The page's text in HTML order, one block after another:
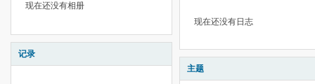
现在还没有相册
记录
现在还没有日志
主题